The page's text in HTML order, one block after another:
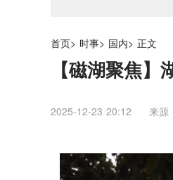
首页> 时事> 国内> 正文
【磁湖聚焦
2025-12-23 20:12 来源